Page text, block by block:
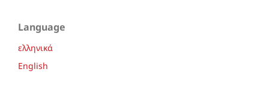
Language
ελληνικά
English